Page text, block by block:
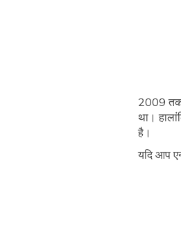
2009 तक
था।
है।
यदि आप